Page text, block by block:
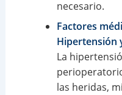
necesario.
Factores
Hipertensión
La
las heridas,